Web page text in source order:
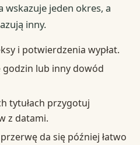
jeden okres, a
inny.
i potwierdzenia wypłat.
lub inny dowód
tytułach przygotuj
z datami.
da się później łatwo